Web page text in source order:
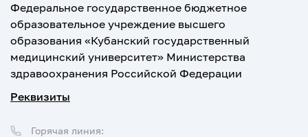
Федеральное государственное бюджетное
образовательное учреждение высшего
образования «Кубанский государственный
медицинский университет» Министерства
здравоохранения Российской Федерации
Реквизиты
Горячая линия: